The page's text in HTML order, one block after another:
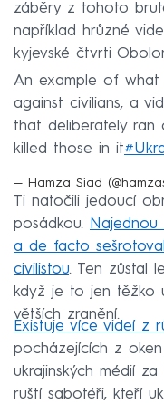
záběry z tohoto
například hrůzné
kyjevské čtvrti
An example of what
against civilians, a
that deliberately ran
killed those in it
— Hamza Siad
Ti natočili jedoucí
posádkou. Najednou
a de facto
civilistou. Ten zůstal
když je to jen těžko
větších zranění.
Existuje více videí z
pocházejících z
ukrajinských médií
ruští sabotéři, kteří